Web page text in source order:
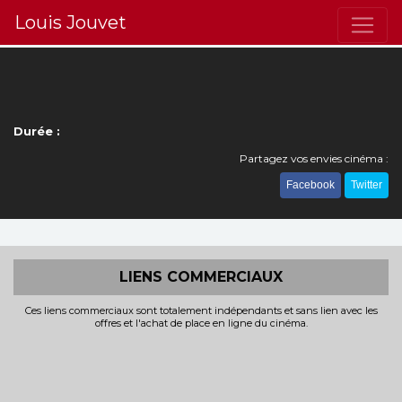
Louis Jouvet
Durée :
Partagez vos envies cinéma :
Facebook Twitter
LIENS COMMERCIAUX
Ces liens commerciaux sont totalement indépendants et sans lien avec les
offres et l'achat de place en ligne du cinéma.